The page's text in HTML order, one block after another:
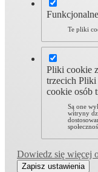
Te pliki
Pliki cookie
trzecich Pliki
cookie osób
Są one
witryny
Dowiedz się więcej